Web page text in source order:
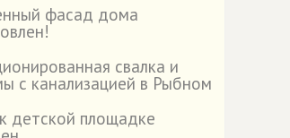
фасад дома
свалка и
с канализацией в Рыбном
детской площадке